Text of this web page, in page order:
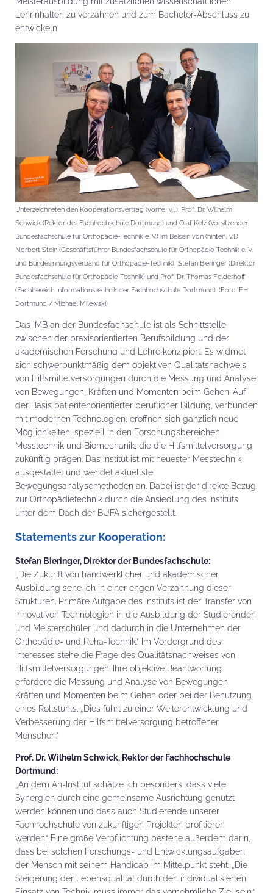
Lehrinhalten zu verzahnen und zum Bachelor-Abschluss zu
entwickeln.
Unterzeichneten den Kooperationsvertrag (vorne, v.l.): Prof. Dr. Wilhelm
Schwick (Rektor der Fachhochschule Dortmund) und Olaf Kelz (Vorsitzender
Bundesfachschule für Orthopädie-Technik e. V.) im Beisein von (hinten, v.l.)
Norbert Stein (Geschäftsführer Bundesfachschule für Orthopädie-Technik e. V.
und Bundesinnungsverband für Orthopädie-Technik), Stefan Bieringer (Direktor
Bundesfachschule für Orthopädie-Technik) und Prof. Dr. Thomas Felderhoff
(Fachbereich Informationstechnik der Fachhochschule Dortmund). (Foto: FH
Dortmund / Michael Milewski)
Das IMB an der Bundesfachschule ist als Schnittstelle
zwischen der praxisorientierten Berufsbildung und der
akademischen Forschung und Lehre konzipiert. Es widmet
sich schwerpunktmäßig dem objektiven Qualitätsnachweis
von Hilfsmittelversorgungen durch die Messung und Analyse
von Bewegungen, Kräften und Momenten beim Gehen. Auf
der Basis patientenorientierter beruflicher Bildung, verbunden
mit modernen Technologien, eröffnen sich gänzlich neue
Möglichkeiten, speziell in den Forschungsbereichen
Messtechnik und Biomechanik, die die Hilfsmittelversorgung
zukünftig prägen. Das Institut ist mit neuester Messtechnik
ausgestattet und wendet aktuellste
Bewegungsanalysemethoden an. Dabei ist der direkte Bezug
zur Orthopädietechnik durch die Ansiedlung des Instituts
unter dem Dach der BUFA sichergestellt.
Statements zur Kooperation:
Stefan Bieringer, Direktor der Bundesfachschule:
„Die Zukunft von handwerklicher und akademischer
Ausbildung sehe ich in einer engen Verzahnung dieser
Strukturen. Primäre Aufgabe des Instituts ist der Transfer von
innovativen Technologien in die Ausbildung der Studierenden
und Meisterschüler und dadurch in die Unternehmen der
Orthopädie- und Reha-Technik.“ Im Vordergrund des
Interesses stehe die Frage des Qualitätsnachweises von
Hilfsmittelversorgungen. Ihre objektive Beantwortung
erfordere die Messung und Analyse von Bewegungen,
Kräften und Momenten beim Gehen oder bei der Benutzung
eines Rollstuhls. „Dies führt zu einer Weiterentwicklung und
Verbesserung der Hilfsmittelversorgung betroffener
Menschen.“
Prof. Dr. Wilhelm Schwick, Rektor der Fachhochschule
Dortmund:
„An dem An-Institut schätze ich besonders, dass viele
Synergien durch eine gemeinsame Ausrichtung genutzt
werden können und dass auch Studierende unserer
Fachhochschule von zukünftigen Projekten profitieren
werden.“ Eine große Verpflichtung bestehe außerdem darin,
dass bei solchen Forschungs- und Entwicklungsaufgaben
der Mensch mit seinem Handicap im Mittelpunkt steht: „Die
Steigerung der Lebensqualität durch den individualisierten